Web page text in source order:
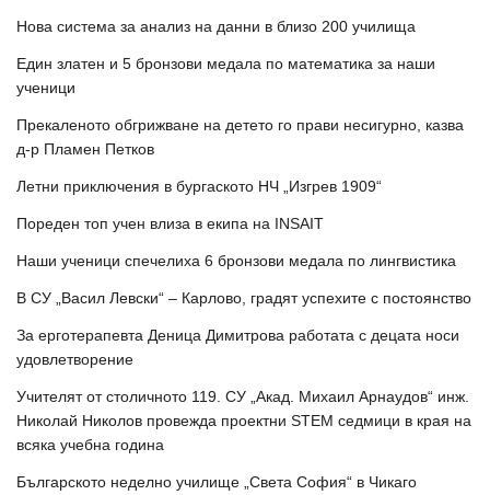
Нова система за анализ на данни в близо 200 училища
Един златен и 5 бронзови медала по математика за наши
ученици
Прекаленото обгрижване на детето го прави несигурно, казва
д-р Пламен Петков
Летни приключения в бургаското НЧ „Изгрев 1909“
Пореден топ учен влиза в екипа на INSAIT
Наши ученици спечелиха 6 бронзови медала по лингвистика
В СУ „Васил Левски“ – Карлово, градят успехите с постоянство
За ерготерапевта Деница Димитрова работата с децата носи
удовлетворение
Учителят от столичното 119. СУ „Акад. Михаил Арнаудов“ инж.
Николай Николов провежда проектни STEM седмици в края на
всяка учебна година
Българското неделно училище „Света София“ в Чикаго